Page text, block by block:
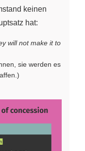
keinen
hat:
will not make it to
sie werden es